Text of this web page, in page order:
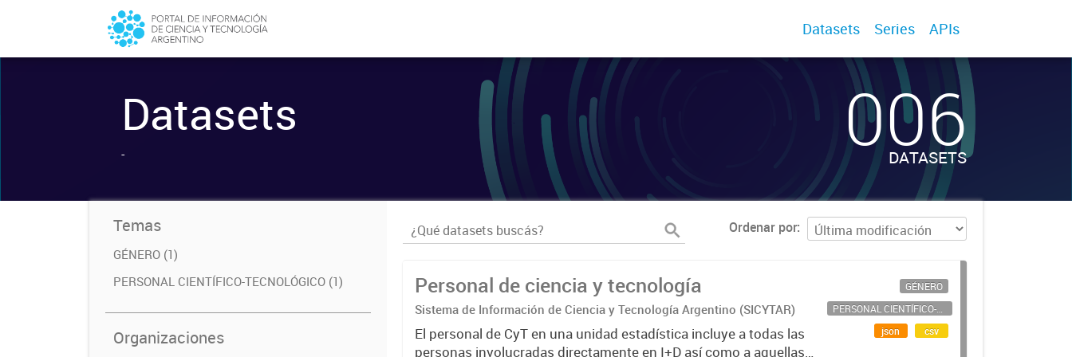
Datasets Series APIs
Datasets
- 006
DATASETS
Temas
GÉNERO (1)
PERSONAL CIENTÍFICO-TECNOLÓGICO (1)
Organizaciones
Ordenar por
Personal de ciencia y tecnología
Sistema de Información de Ciencia y Tecnología Argentino (SICYTAR)
El personal de CyT en una unidad estadística incluye a todas las
personas involucradas directamente en I+D así como a aquellas
GÉNERO
PERSONAL CIENTÍFICO-TECNOLÓGICO
json
csv